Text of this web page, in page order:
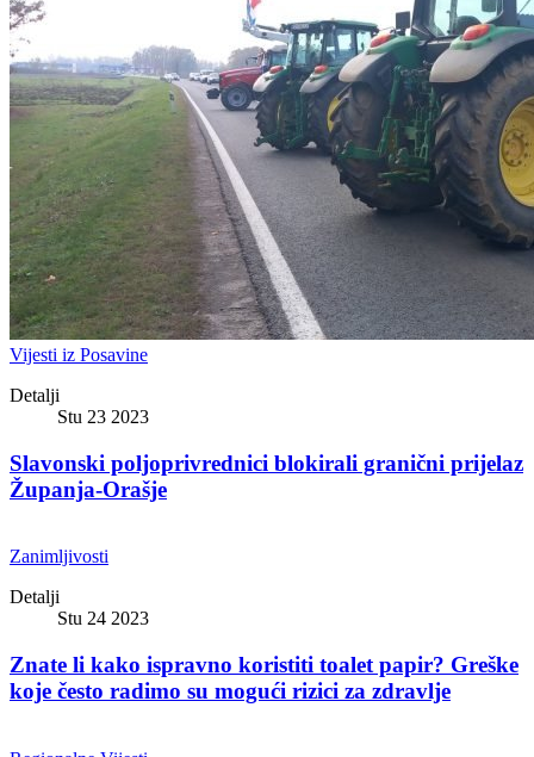
Vijesti iz Posavine
Detalji
Stu 23 2023
Slavonski poljoprivrednici blokirali granični prijelaz
Županja-Orašje
Zanimljivosti
Detalji
Stu 24 2023
Znate li kako ispravno koristiti toalet papir? Greške
koje često radimo su mogući rizici za zdravlje